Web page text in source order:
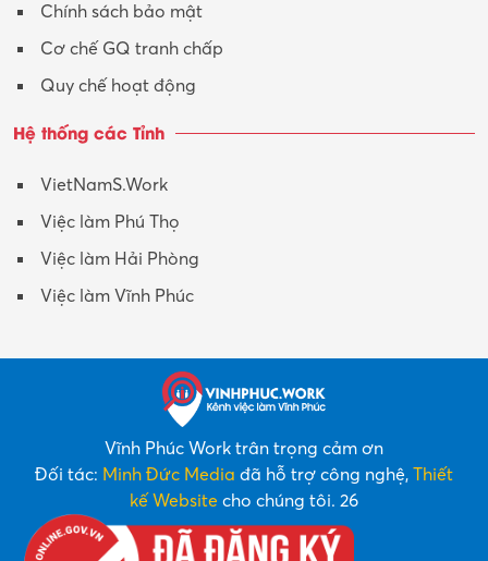
Y tế-Dược
Chính sách bảo mật
Cơ chế GQ tranh chấp
Quy chế hoạt động
Hệ thống các Tỉnh
VietNamS.Work
Việc làm Phú Thọ
Việc làm Hải Phòng
Việc làm Vĩnh Phúc
Vĩnh Phúc Work trân trọng cảm ơn
Đối tác: Minh Đức Media đã hỗ trợ công nghệ, Thiết
kế Website cho chúng tôi. 26